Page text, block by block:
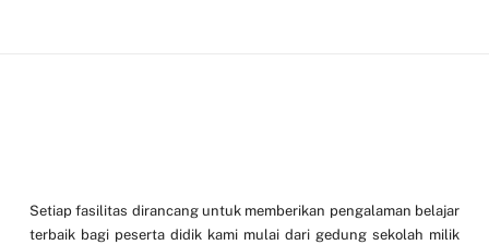
Setiap fasilitas dirancang untuk memberikan pengalaman belajar
terbaik bagi peserta didik kami mulai dari gedung sekolah milik